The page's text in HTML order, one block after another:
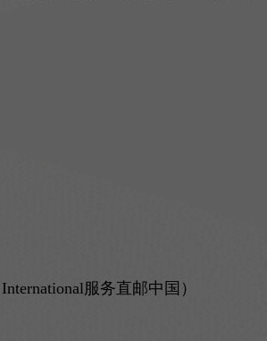
服务直邮中国）